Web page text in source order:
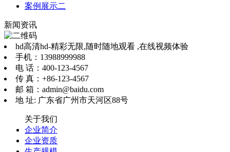
案例展示二
新闻资讯
hd高清hd-精彩无限,随时随地观看 ,在线视频体验
手机：13988999988
电 话：400-123-4567
传 真：+86-123-4567
邮 箱：admin@baidu.com
地 址: 广东省广州市天河区88号
关于我们
企业简介
企业资质